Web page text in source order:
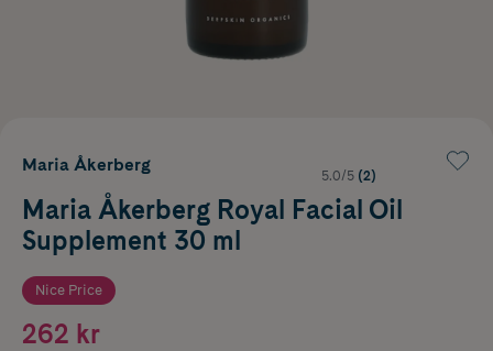
Maria Åkerberg
5.0/5 (2)
Maria Åkerberg Royal Facial Oil
Supplement 30 ml
Nice Price
262 kr